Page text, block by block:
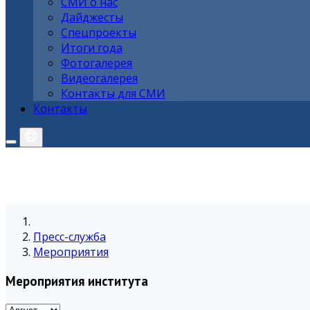
Дайджесты
Спецпроекты
Итоги года
Фотогалерея
Видеогалерея
Контакты для СМИ
Контакты
Пресс-служба
Мероприятия
Мероприятия института